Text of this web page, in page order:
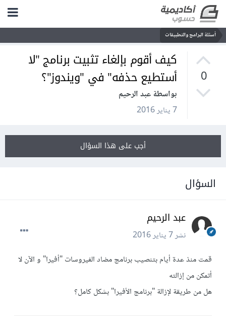
أسئلة البرامج والتطبيقات
0
كيف أقوم بإلغاء تثبيت برنامج "لا
أستطيع حذفه" في "ويندوز"؟
بواسطة عبد الرحيم
7 يناير 2016
أجب على هذا السؤال
السؤال
عبد الرحيم
نشر7 يناير 2016
قمت منذ عدة أيام بتنصيب برنامج مضاد الفيروسات "أفيرا" و الآن لا
أتمكن من إزالته
هل من طريقة لإزالة "برنامج الأفيرا" بشكل كامل؟